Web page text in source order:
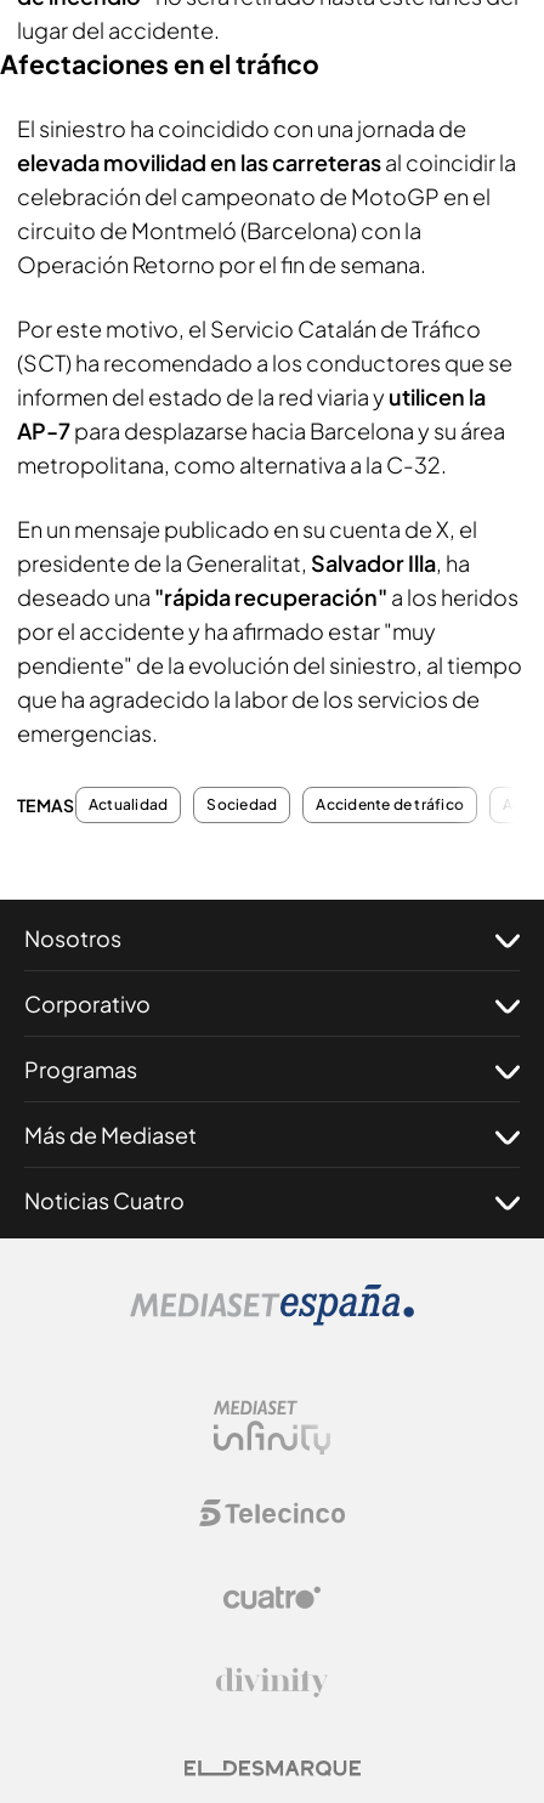
lugar del accidente.
Afectaciones en el tráfico
El siniestro ha coincidido con una jornada de
elevada movilidad en las carreterasal coincidir la
celebración del campeonato de MotoGP en el
circuito de Montmeló (Barcelona) con la
Operación Retorno por el fin de semana.
Por este motivo, el Servicio Catalán de Tráfico
(SCT) ha recomendado a los conductores que se
informen del estado de la red viaria y utilicen la
AP-7para desplazarse hacia Barcelona y su área
metropolitana, como alternativa a la C-32.
En un mensaje publicado en su cuenta de X, el
presidente de la Generalitat, Salvador Illa, ha
deseado una "rápida recuperación" a los heridos
por el accidente y ha afirmado estar "muy
pendiente" de la evolución del siniestro, al tiempo
que ha agradecido la labor de los servicios de
emergencias.
TEMAS Actualidad Sociedad Accidente de tráfico
Nosotros
Corporativo
Programas
Más de Mediaset
Noticias Cuatro